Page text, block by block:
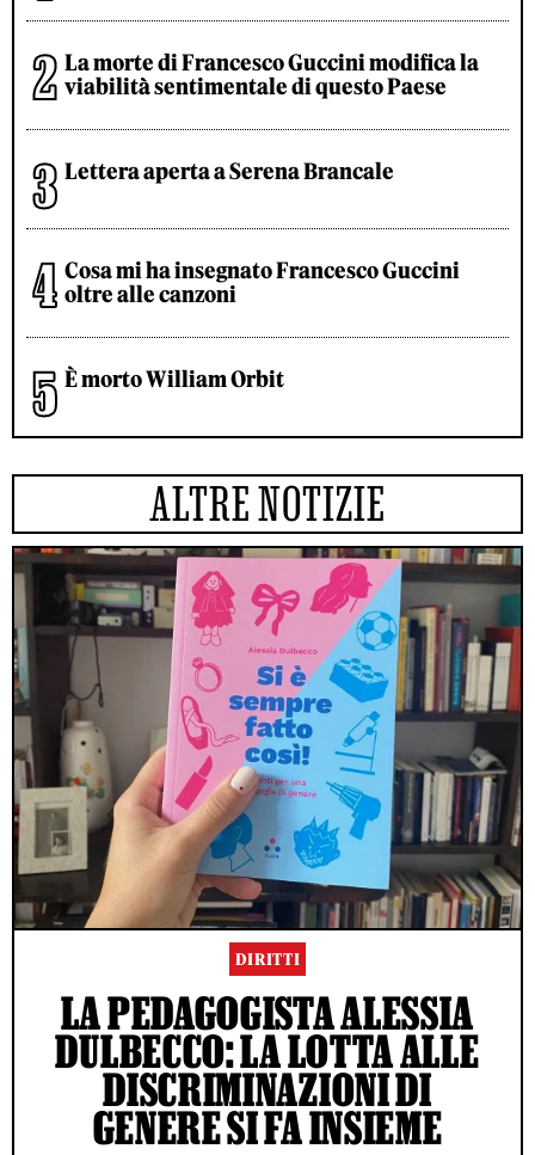
La morte di Francesco Guccini modifica la
viabilità sentimentale di questo Paese
Lettera aperta a Serena Brancale
Cosa mi ha insegnato Francesco Guccini
oltre alle canzoni
È morto William Orbit
ALTRE NOTIZIE
DIRITTI
LA PEDAGOGISTA ALESSIA
DULBECCO: LA LOTTA ALLE
DISCRIMINAZIONI DI
GENERE SI FA INSIEME